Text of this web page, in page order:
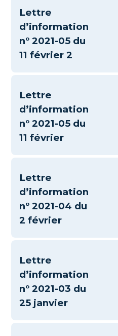
Lettre
d’information
n° 2021-05 du
11 février 2
Lettre
d’information
n° 2021-05 du
11 février
Lettre
d’information
n° 2021-04 du
2 février
Lettre
d’information
n° 2021-03 du
25 janvier